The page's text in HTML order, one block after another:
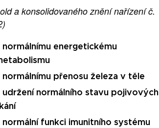
a konsolidovaného znění nařízení č.
normálnímu energetickému
normálnímu přenosu železa v těle
udržení normálního stavu pojivových
normální funkci imunitního systému